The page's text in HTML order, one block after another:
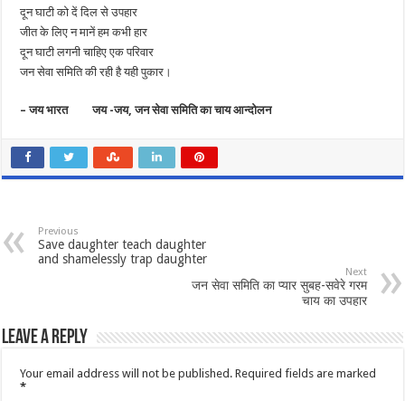
दून घाटी को दें दिल से उपहार
जीत के लिए न मानें हम कभी हार
दून घाटी लगनी चाहिए एक परिवार
जन सेवा समिति की रही है यही पुकार।
– जय भारत जय -जय, जन सेवा समिति का चाय आन्दोलन
Previous
Save daughter teach daughter
and shamelessly trap daughter
Next
जन सेवा समिति का प्यार सुबह-सवेरे गरम
चाय का उपहार
Leave a Reply
Your email address will not be published. Required fields are marked
*